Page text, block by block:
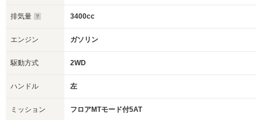
排気量 3400cc
エンジン ガソリン
駆動方式 2WD
ハンドル 左
ミッション フロアMTモード付5AT